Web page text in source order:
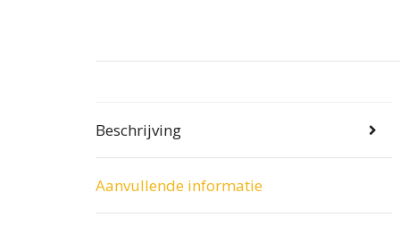
Beschrijving
Aanvullende informatie